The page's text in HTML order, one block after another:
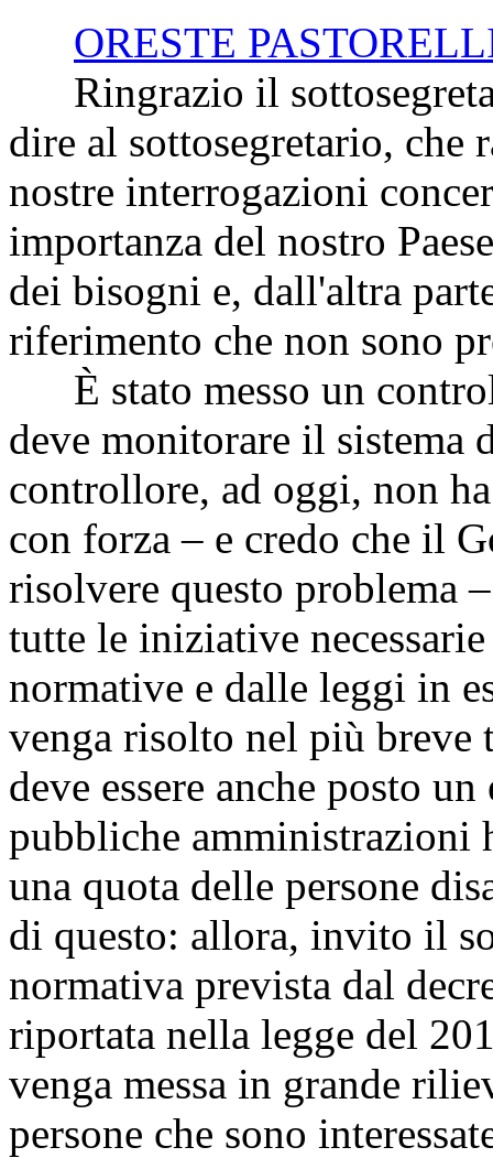
ORESTE
Ringrazio il
dire al sottosegretario, che
nostre interrogazioni
importanza del nostro
dei bisogni e, dall'altra
riferimento che non sono
È stato messo un
deve monitorare il sistema
controllore, ad oggi, non
con forza – e credo che il
risolvere questo problema
tutte le iniziative
normative e dalle leggi in
venga risolto nel più breve
deve essere anche posto
pubbliche amministrazioni
una quota delle persone
di questo: allora, invito il
normativa prevista dal
riportata nella legge del
venga messa in grande
persone che sono